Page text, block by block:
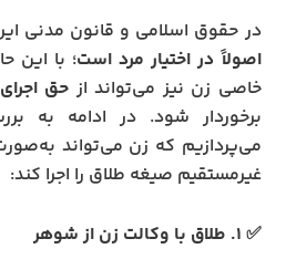
در حقوق اسلامی و قانون مدنی
اصولاً در اختیار مرد است؛ با این
خاصی زن نیز می‌تواند از حق
برخوردار شود. در ادامه به
می‌پردازیم که زن می‌تواند
غیرمستقیم صیغه طلاق را اجرا کند:
✅ ۱. طلاق با وکالت زن از شوهر